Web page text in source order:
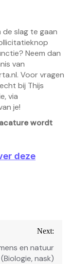
de slag te gaan
Neem dan
van
Voor vragen
bij Thijs
via
je!
wordt
deze
Next:
en natuur
(Biologie, nask)